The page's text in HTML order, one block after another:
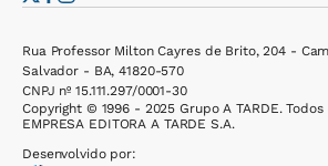
Rua Professor Milton Cayres de Brito, 204 -
Salvador - BA, 41820-570
CNPJ nº 15.111.297/0001-30
Copyright © 1996 - 2025 Grupo A TARDE.
EMPRESA EDITORA A TARDE S.A.
Desenvolvido por: